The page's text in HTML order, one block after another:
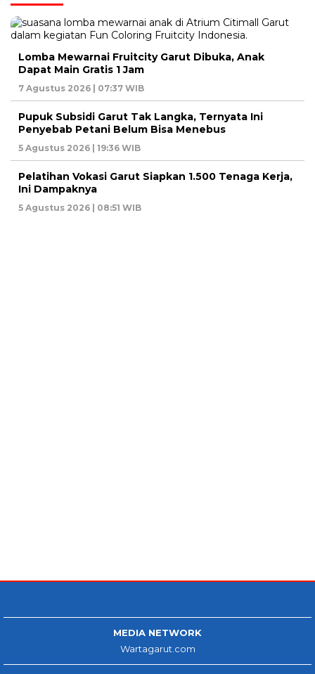
Lomba Mewarnai Fruitcity Garut Dibuka, Anak
Dapat Main Gratis 1 Jam
7 Agustus 2026 | 07:37 WIB
Pupuk Subsidi Garut Tak Langka, Ternyata Ini
Penyebab Petani Belum Bisa Menebus
5 Agustus 2026 | 19:36 WIB
Pelatihan Vokasi Garut Siapkan 1.500 Tenaga Kerja,
Ini Dampaknya
5 Agustus 2026 | 08:51 WIB
MEDIA NETWORK
Wartagarut.com